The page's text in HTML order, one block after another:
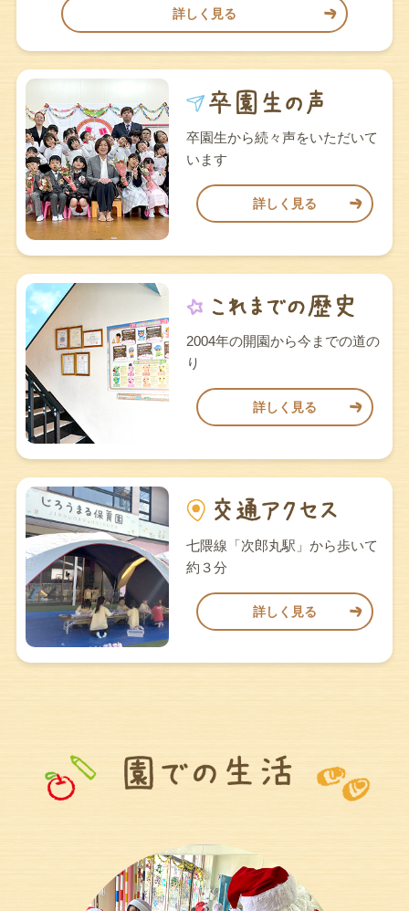
詳しく見る
卒園生から続々声をいただいて
います
詳しく見る
2004年の開園から今までの道の
り
詳しく見る
七隈線「次郎丸駅」から歩いて
約３分
詳しく見る